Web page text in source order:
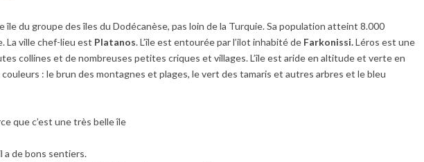
île du groupe des îles du Dodécanèse, pas loin de la Turquie. Sa population atteint 8.000
La ville chef-lieu est Platanos. L’île est entourée par l’ilot inhabité de Farkonissi.Léros est une
collines et de nombreuses petites criques et villages. L’île est aride en altitude et verte en
couleurs : le brun des montagnes et plages, le vert des tamaris et autres arbres et le bleu
que c’est une très belle île
a de bons sentiers.